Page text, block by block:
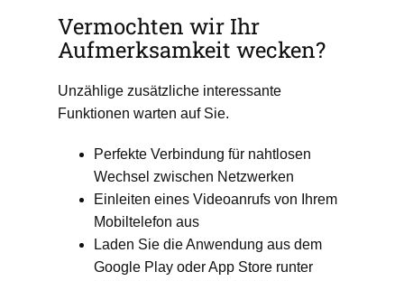
Vermochten wir Ihr
Aufmerksamkeit wecken?
Unzählige zusätzliche interessante
Funktionen warten auf Sie.
Perfekte Verbindung für nahtlosen
Wechsel zwischen Netzwerken
Einleiten eines Videoanrufs von Ihrem
Mobiltelefon aus
Laden Sie die Anwendung aus dem
Google Play oder App Store runter